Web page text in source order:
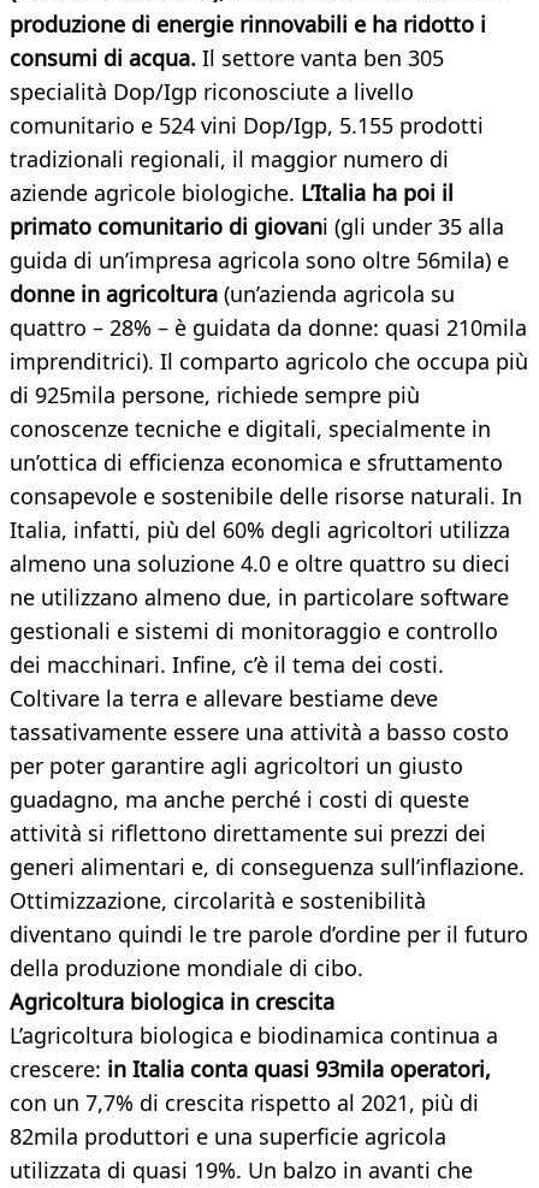
produzione di energie rinnovabili e ha ridotto i
consumi di acqua. Il settore vanta ben 305
specialità Dop/Igp riconosciute a livello
comunitario e 524 vini Dop/Igp, 5.155 prodotti
tradizionali regionali, il maggior numero di
aziende agricole biologiche. L’Italia ha poi il
primato comunitario di giovani (gli under 35 alla
guida di un’impresa agricola sono oltre 56mila) e
donne in agricoltura (un’azienda agricola su
quattro – 28% – è guidata da donne: quasi 210mila
imprenditrici). Il comparto agricolo che occupa più
di 925mila persone, richiede sempre più
conoscenze tecniche e digitali, specialmente in
un’ottica di efficienza economica e sfruttamento
consapevole e sostenibile delle risorse naturali. In
Italia, infatti, più del 60% degli agricoltori utilizza
almeno una soluzione 4.0 e oltre quattro su dieci
ne utilizzano almeno due, in particolare software
gestionali e sistemi di monitoraggio e controllo
dei macchinari. Infine, c’è il tema dei costi.
Coltivare la terra e allevare bestiame deve
tassativamente essere una attività a basso costo
per poter garantire agli agricoltori un giusto
guadagno, ma anche perché i costi di queste
attività si riflettono direttamente sui prezzi dei
generi alimentari e, di conseguenza sull’inflazione.
Ottimizzazione, circolarità e sostenibilità
diventano quindi le tre parole d’ordine per il futuro
della produzione mondiale di cibo.
Agricoltura biologica in crescita
L’agricoltura biologica e biodinamica continua a
crescere: in Italia conta quasi 93mila operatori,
con un 7,7% di crescita rispetto al 2021, più di
82mila produttori e una superficie agricola
utilizzata di quasi 19%. Un balzo in avanti che